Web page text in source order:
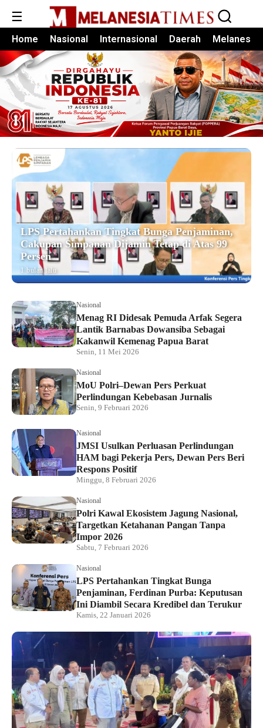
☰
Home Nasional Internasional Daerah Melanesia
LPS Pertahankan Tingkat Bunga Penjaminan,
Cakupan Simpanan Dijamin Tetap di Atas 99
Persen
1 bulan lalu
Nasional
Menag RI Didesak Pemuda Arfak Segera
Lantik Barnabas Dowansiba Sebagai
Kakanwil Kemenag Papua Barat
Senin, 11 Mei 2026
Nasional
MoU Polri–Dewan Pers Perkuat
Perlindungan Kebebasan Jurnalis
Senin, 9 Februari 2026
Nasional
JMSI Usulkan Perluasan Perlindungan
HAM bagi Pekerja Pers, Dewan Pers Beri
Respons Positif
Minggu, 8 Februari 2026
Nasional
Polri Kawal Ekosistem Jagung Nasional,
Targetkan Ketahanan Pangan Tanpa
Impor 2026
Sabtu, 7 Februari 2026
Nasional
LPS Pertahankan Tingkat Bunga
Penjaminan, Ferdinan Purba: Keputusan
Ini Diambil Secara Kredibel dan Terukur
Kamis, 22 Januari 2026